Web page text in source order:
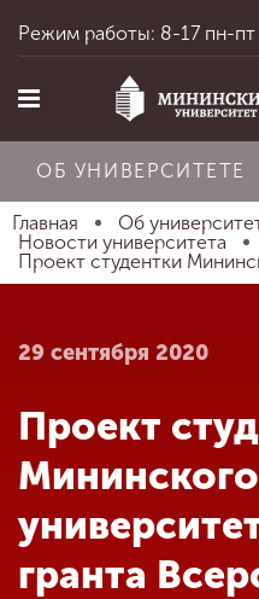
Главная
Абитуриенту
Обучение
Режим работы: 8-17 пн-пт
ОБ УНИВЕРСИТЕТЕ
Главная
Об
Новости университета
Проект студентки
29 сентября 2020
Проект
Мининского
гранта